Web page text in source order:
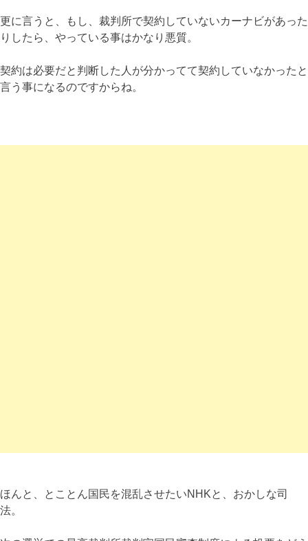
更に言うと、もし、裁判所で契約していないカーナビがあった
りしたら、やっている事はかなり悪質。
契約は必要だと判断した人が分かってて契約していなかったと
言う事になるのですからね。
ほんと、とことん国民を混乱させたいNHKと、おかしな司
法。